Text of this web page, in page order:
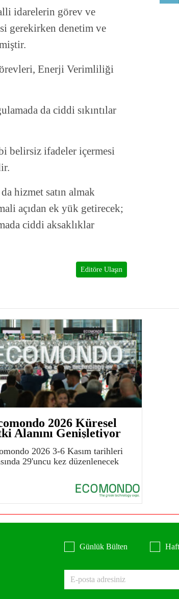
idarelerin görev ve
gerekirken denetim ve
Enerji Verimliliği
da ciddi sıkıntılar
belirsiz ifadeler içermesi
hizmet satın almak
açıdan ek yük getirecek;
ciddi aksaklıklar
Editöre Ulaşın
2026 Küresel
Alanını Genişletiyor
2026 3-6 Kasım tarihleri
29'uncu kez düzenlenecek
Günlük Bülten